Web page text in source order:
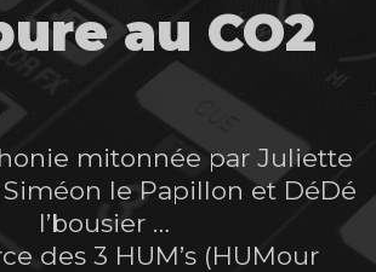
au CO2
mitonnée par Juliette
le Papillon et DéDé
l’bousier …
des 3 HUM’s (HUMour